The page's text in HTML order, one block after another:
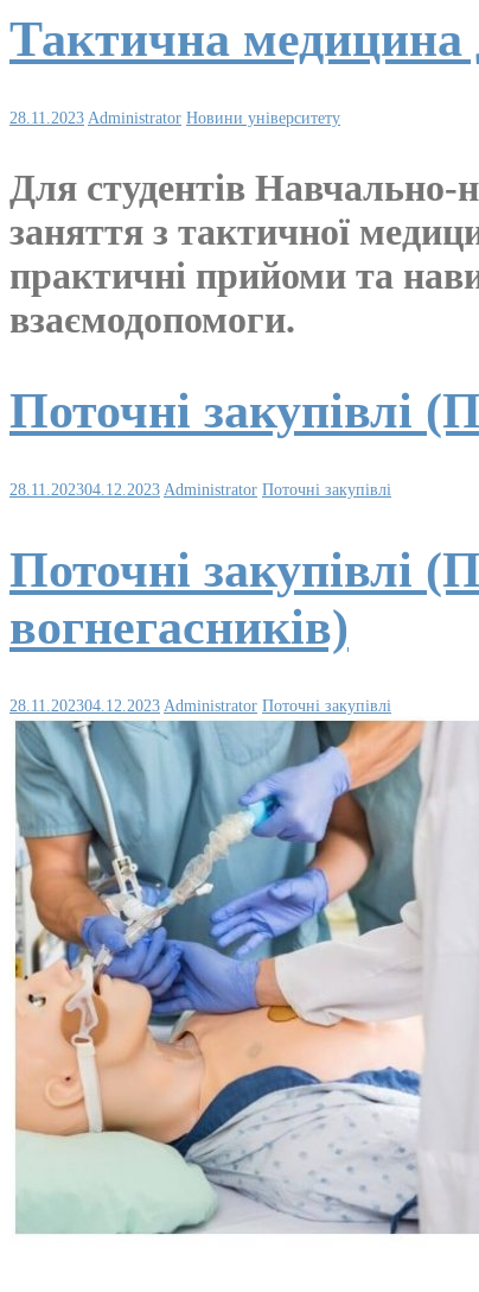
Тактична
28.11.2023 Administrator Новини університету
Для студентів Навчально-
заняття з тактичної
практичні прийоми та
взаємодопомоги.
Поточні закупівлі
28.11.202304.12.2023 Administrator Поточні закупівлі
Поточні закупівлі
вогнегасників)
28.11.202304.12.2023 Administrator Поточні закупівлі